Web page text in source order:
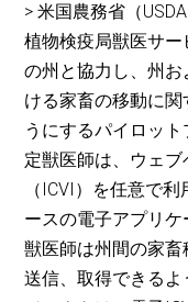
> 米国農務省（
植物検疫局獣医サ
の州と協力し、州
ける家畜の移動に
うにするパイロッ
定獣医師は、ウェ
（ICVI）を任意で
ースの電子アプリ
獣医師は州間の家畜
送信、取得できる